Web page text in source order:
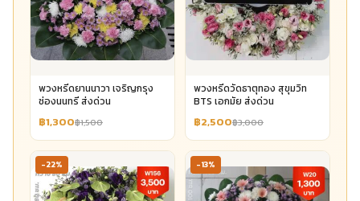
พวงหรีดยานนาวา เจริญกรุง
ช่องนนทรี ส่งด่วน
฿1,300฿1,500
พวงหรีดวัดธาตุทอง สุขุมวิท
BTS เอกมัย ส่งด่วน
฿2,500฿3,000
-22% -13%